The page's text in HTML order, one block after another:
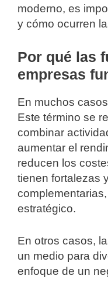
moderno, es
y cómo ocurren
Por qué las
empresas
En muchos
Este término se
combinar
aumentar el
reducen los
tienen fortalezas
estratégico.
En otros casos,
un medio para
enfoque de un